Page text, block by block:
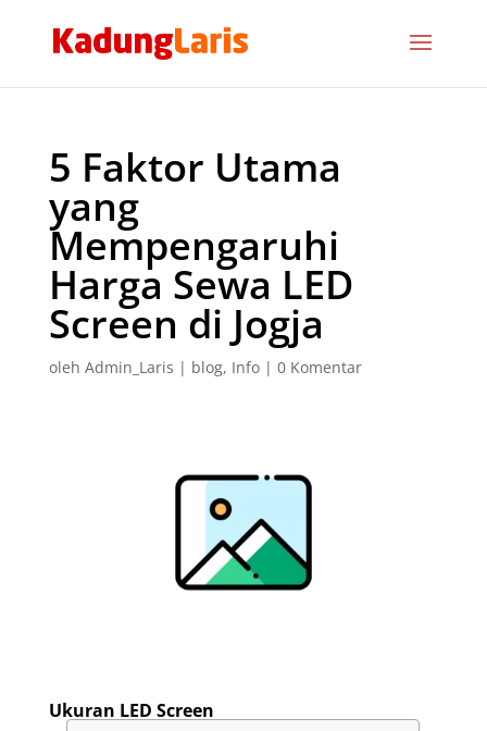
5 Faktor Utama
yang
Mempengaruhi
Harga Sewa LED
Screen di Jogja
oleh Admin_Laris | blog, Info| 0 Komentar
Ukuran LED Screen